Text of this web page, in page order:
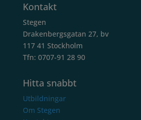
Kontakt
Stegen
Drakenbergsgatan 27, bv
117 41 Stockholm
Tfn: 0707-91 28 90
Hitta snabbt
Utbildningar
Om Stegen